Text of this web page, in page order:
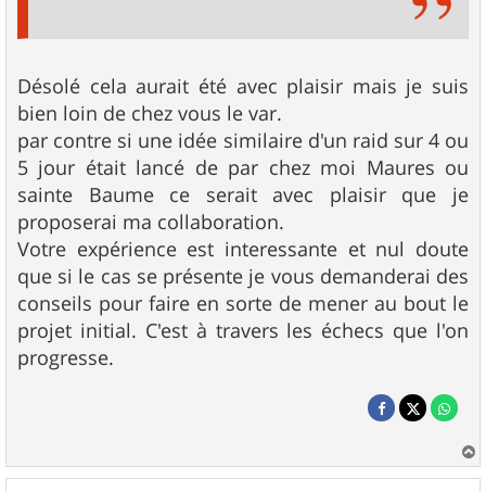
Désolé cela aurait été avec plaisir mais je suis
bien loin de chez vous le var.
par contre si une idée similaire d'un raid sur 4 ou
5 jour était lancé de par chez moi Maures ou
sainte Baume ce serait avec plaisir que je
proposerai ma collaboration.
Votre expérience est interessante et nul doute
que si le cas se présente je vous demanderai des
conseils pour faire en sorte de mener au bout le
projet initial. C'est à travers les échecs que l'on
progresse.
a